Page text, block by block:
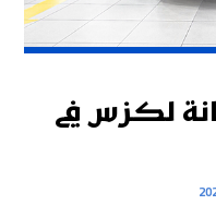
لكزس في